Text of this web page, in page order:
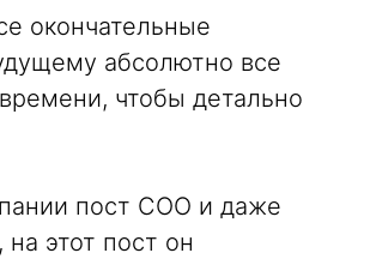
окончательные
абсолютно все
чтобы детально
пост COO и даже
этот пост он